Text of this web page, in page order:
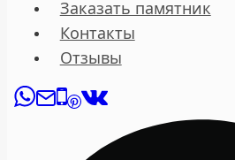
Заказать памятник
Контакты
Отзывы